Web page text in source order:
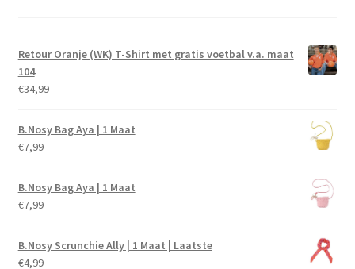
Retour Oranje (WK) T-Shirt met gratis voetbal v.a. maat
104
€34,99
B.Nosy Bag Aya | 1 Maat
€7,99
B.Nosy Bag Aya | 1 Maat
€7,99
B.Nosy Scrunchie Ally | 1 Maat | Laatste
€4,99